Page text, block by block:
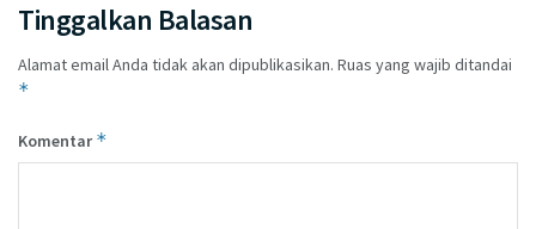
Tinggalkan Balasan
Alamat email Anda tidak akan dipublikasikan. Ruas yang wajib ditandai
*
Komentar*